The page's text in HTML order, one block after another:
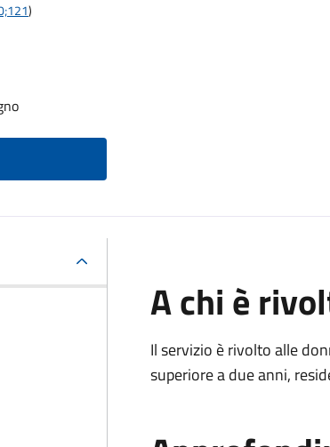
)
A chi è
Il servizio è rivolto alle
superiore a due anni,